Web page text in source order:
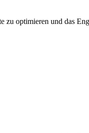
zu optimieren und das